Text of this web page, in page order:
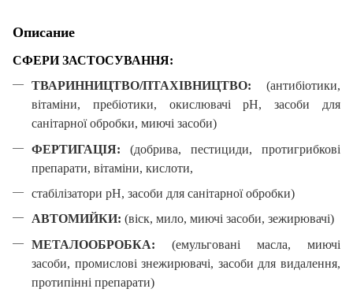
Описание
СФЕРИ ЗАСТОСУВАННЯ:
ТВАРИННИЦТВО/ПТАХІВНИЦТВО:
(антибіотики,
вітаміни, пребіотики, окислювачі pH, засоби для
санітарної обробки, миючі засоби)
ФЕРТИГАЦІЯ: (добрива, пестициди, протигрибкові
препарати, вітаміни, кислоти,
стабілізатори pH, засоби для санітарної обробки)
АВТОМИЙКИ: (віск, мило, миючі засоби, зежирювачі)
МЕТАЛООБРОБКА: (емульговані масла, миючі
засоби, промислові знежирювачі, засоби для видалення,
протипінні препарати)